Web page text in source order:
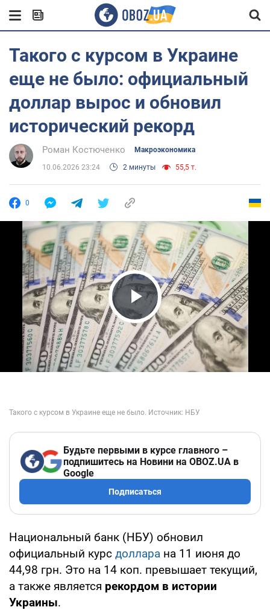
Такого с курсом в Украине
еще не было: официальный
доллар вырос и обновил
исторический рекорд
Роман Костюченко Mакроэкономика
10.06.2026 23:24 2 минуты 55,5 т.
0
Play Video
Будьте первыми в курсе главного –
подпишитесь на Новини на OBOZ.UA в
Google
Подписаться
Национальный банк (НБУ) обновил
официальный курс доллара на 11 июня до
44,98 грн. Это на 14 коп. превышает текущий,
а также является рекордом в истории
Украины.